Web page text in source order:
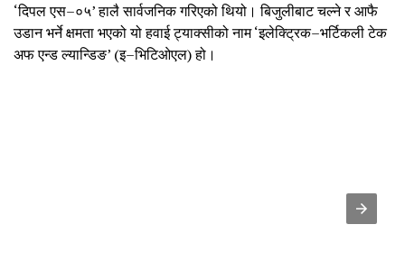
‘दिपल एस–०५’ हालै सार्वजनिक गरिएको थियो। बिजुलीबाट चल्ने र आफै
उडान भर्ने क्षमता भएको यो हवाई ट्याक्सीको नाम ‘इलेक्ट्रिक–भर्टिकली टेक
अफ एन्ड ल्यान्डिङ’ (इ–भिटिओएल) हो।